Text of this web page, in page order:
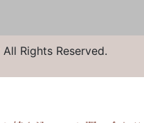
All Rights Reserved.